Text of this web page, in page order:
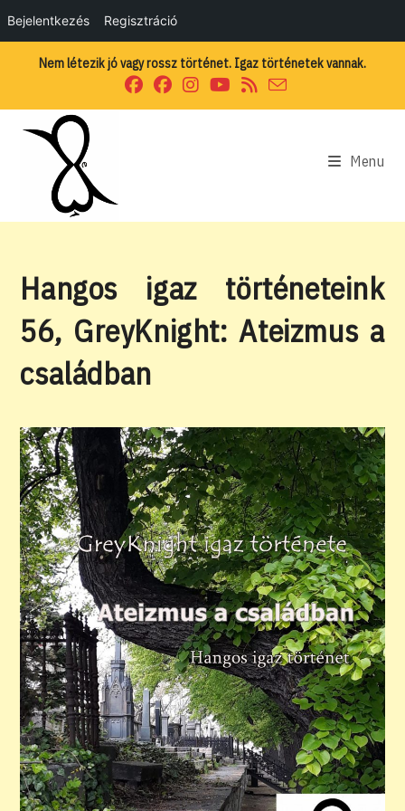
Bejelentkezés Regisztráció
Nem létezik jó vagy rossz történet. Igaz történetek vannak.
Menu
Hangos igaz történeteink
56, GreyKnight: Ateizmus a
családban